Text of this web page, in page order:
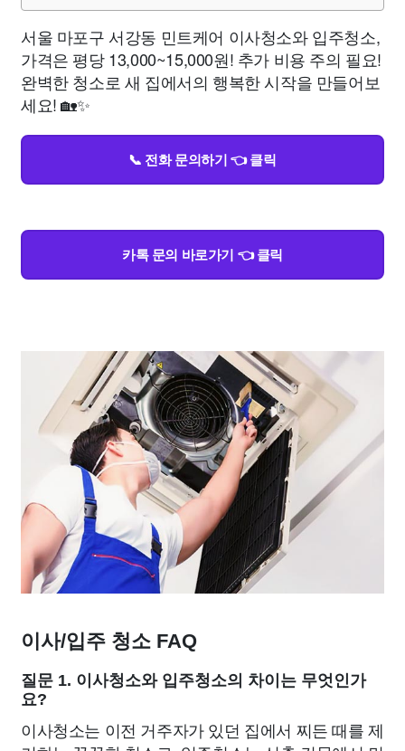
서울 마포구 서강동 민트케어 이사청소와 입주청소,
가격은 평당 13,000~15,000원! 추가 비용 주의 필요!
완벽한 청소로 새 집에서의 행복한 시작을 만들어보
세요! 🏡✨
📞 전화 문의하기 👈 클릭
카톡 문의 바로가기 👈 클릭
이사/입주 청소 FAQ
질문 1. 이사청소와 입주청소의 차이는 무엇인가
요?
이사청소는 이전 거주자가 있던 집에서 찌든 때를 제